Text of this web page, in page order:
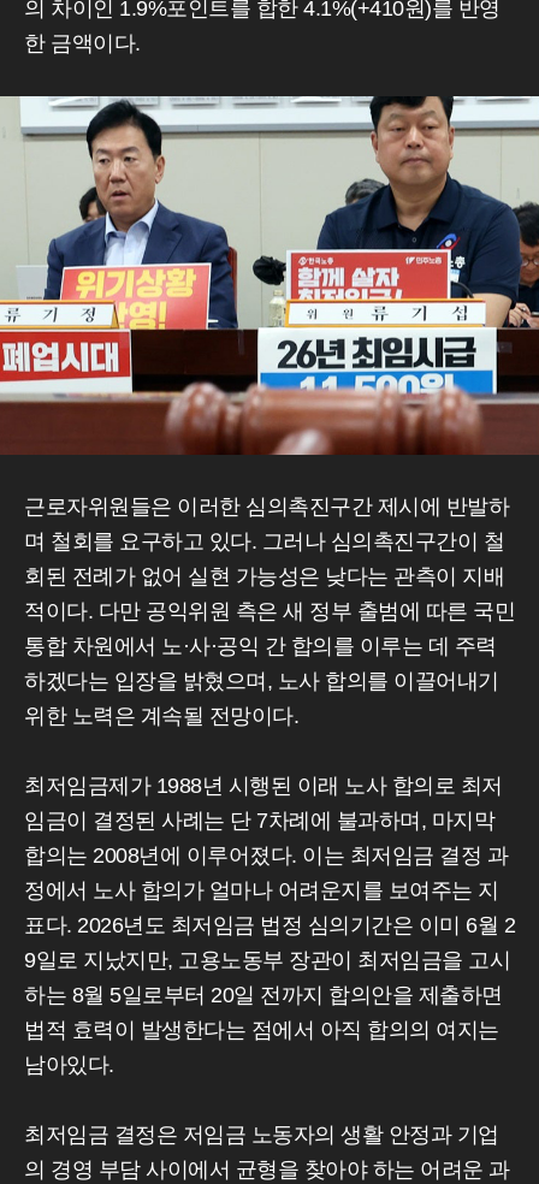
의 차이인 1.9%포인트를 합한 4.1%(+410원)를 반영
한 금액이다.
근로자위원들은 이러한 심의촉진구간 제시에 반발하
며 철회를 요구하고 있다. 그러나 심의촉진구간이 철
회된 전례가 없어 실현 가능성은 낮다는 관측이 지배
적이다. 다만 공익위원 측은 새 정부 출범에 따른 국민
통합 차원에서 노·사·공익 간 합의를 이루는 데 주력
하겠다는 입장을 밝혔으며, 노사 합의를 이끌어내기
위한 노력은 계속될 전망이다.
최저임금제가 1988년 시행된 이래 노사 합의로 최저
임금이 결정된 사례는 단 7차례에 불과하며, 마지막
합의는 2008년에 이루어졌다. 이는 최저임금 결정 과
정에서 노사 합의가 얼마나 어려운지를 보여주는 지
표다. 2026년도 최저임금 법정 심의기간은 이미 6월 2
9일로 지났지만, 고용노동부 장관이 최저임금을 고시
하는 8월 5일로부터 20일 전까지 합의안을 제출하면
법적 효력이 발생한다는 점에서 아직 합의의 여지는
남아있다.
최저임금 결정은 저임금 노동자의 생활 안정과 기업
의 경영 부담 사이에서 균형을 찾아야 하는 어려운 과